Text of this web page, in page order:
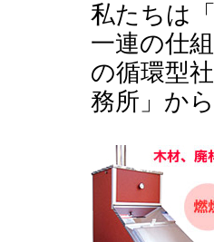
私たちは
一連の仕
の循環型
務所」か